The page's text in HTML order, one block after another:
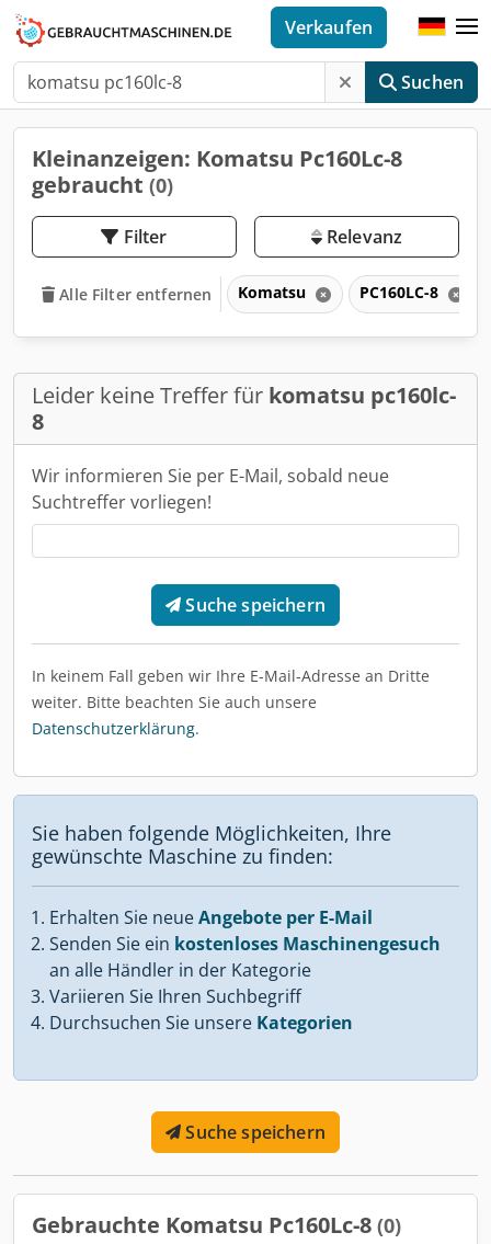
Suchen
Verkaufen
Kleinanzeigen: Komatsu Pc160Lc-8
gebraucht (0)
Filter Relevanz
Alle Filter entfernen Komatsu PC160LC-8
Leider keine Treffer für komatsu pc160lc-
8
Wir informieren Sie per E-Mail, sobald neue
Suchtreffer vorliegen!
Suche speichern
In keinem Fall geben wir Ihre E-Mail-Adresse an Dritte
weiter. Bitte beachten Sie auch unsere
Datenschutzerklärung.
Sie haben folgende Möglichkeiten, Ihre
gewünschte Maschine zu finden:
Erhalten Sie neueAngebote per E-Mail
Senden Sie ein kostenloses Maschinengesuch
an alle Händler in der Kategorie
Variieren Sie Ihren Suchbegriff
Durchsuchen Sie unsere Kategorien
Suche speichern
Gebrauchte Komatsu Pc160Lc-8 (0)